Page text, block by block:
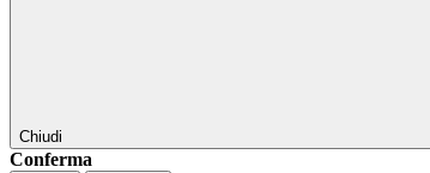
Chiudi
Conferma